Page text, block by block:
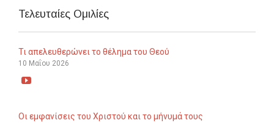
Τελευταίες Ομιλίες
Τι απελευθερώνει το θέλημα του Θεού
10 Μαΐου 2026

Οι εμφανίσεις του Χριστού και το μήνυμά τους